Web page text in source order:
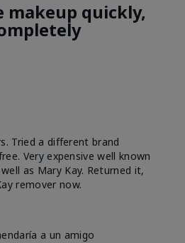
makeup quickly,
Tried a different brand
Very expensive well known
as Mary Kay. Returned it,
remover now.
a un amigo